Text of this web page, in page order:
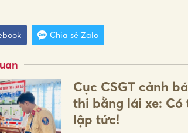
Chia sẻ Zalo
Cục CSGT cảnh
thi bằng lái xe:
lập tức!